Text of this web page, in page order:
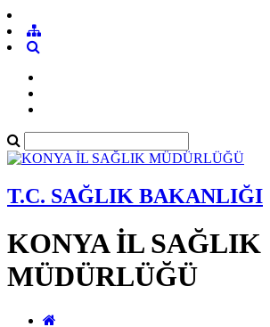
T.C. SAĞLIK BAKANLIĞI
KONYA İL SAĞLIK
MÜDÜRLÜĞÜ